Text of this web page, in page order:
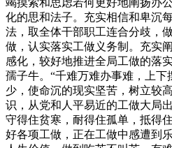
竭摸索和思虑若何更好地阐扬办
化的思和法子。充实相信和卑沉
法，取全体干部职工连合分歧，
做，认实落实工做义务制。充实
感化，较好地推进全局工做的落
孺子牛。“千难万难办事难，上
少，使命沉的现实坚苦，树立较
识，从党和人平易近的工做大局
守得住贫寒，耐得住孤单，抵得
好各项工做，正在工做中感遭到